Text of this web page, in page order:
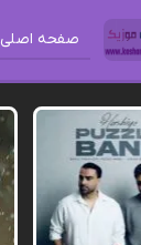
صفحه اصلی